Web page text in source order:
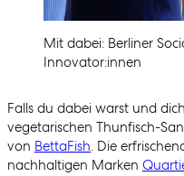
Mit dabei: Berliner
Innovator:innen
Falls du dabei warst und
vegetarischen Thunfisch-
von BettaFish. Die
nachhaltigen Marken